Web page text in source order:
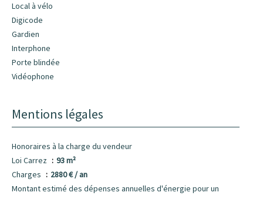
Local à vélo
Digicode
Gardien
Interphone
Porte blindée
Vidéophone
Mentions légales
Honoraires à la charge du vendeur
Loi Carrez
93 m²
Charges
2880 € / an
Montant estimé des dépenses annuelles d'énergie pour un